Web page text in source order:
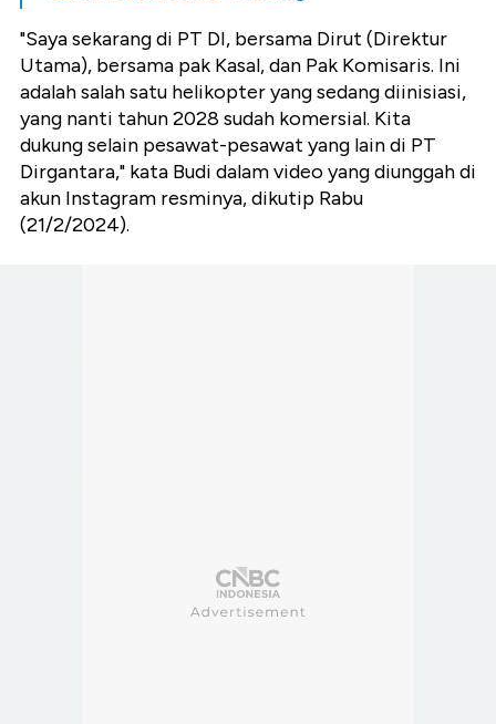
"Saya sekarang di PT DI, bersama Dirut (Direktur
Utama), bersama pak Kasal, dan Pak Komisaris. Ini
adalah salah satu helikopter yang sedang diinisiasi,
yang nanti tahun 2028 sudah komersial. Kita
dukung selain pesawat-pesawat yang lain di PT
Dirgantara," kata Budi dalam video yang diunggah di
akun Instagram resminya, dikutip Rabu
(21/2/2024).